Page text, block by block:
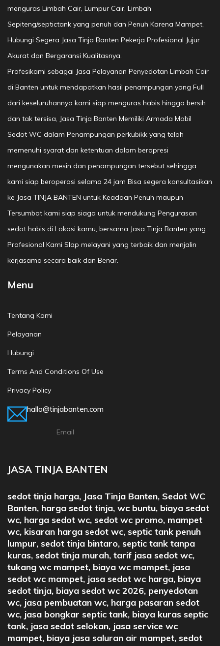
menguras Limbah Cair, Lumpur Cair, Limbah
Sepiteng/septictank yang penuh dan Penuh Karena Mampet,
Hubungi Segera Jasa Tinja Banten Pekerja Profesional Jujur
Akurat dan Bergaransi Kualitasnya.
Profesikami sebagai Jasa Pelayanan Penyedotan Limbah Cair
di Banten untuk mendapatkan hasil penampungan yang Full
dari keseluruhannya kami siap menguras habis hingga bersih
dan tak tersisa, Jasa Tinja Banten Memiliki Armada Mobil
Sedot WC dalam Penampungan perkubikk yang telah
memenuhi syarat dan ketentuan dalam beropresi
mengunakan mesin dan penampungan tersebut sehingga
kami siap beroperasi selama 24 jam Bisa segera konsultasikan
ke Jasa TINJA BANTEN untuk Keadaan Penuh maupun
Tersumbat kami siap siaga untuk mendukung Pengurasan
sedot habis di Lokasi kamu, bersama Jasa Tinja Banten yang
Profesional Kami SIap melayani yang terbaik dan menjalin
kerjasama secara baik dan Benar.
Menu
Tentang Kami
Pelayanan
Hubungi
Terms And Conditions Of Use
Privacy Policy
hallo@tinjabanten.com
Email
JASA TINJA BANTEN
sedot tinja harga, Jasa Tinja Banten, Sedot WC
Banten, harga sedot tinja, wc buntu, biaya sedot
wc, harga sedot wc, sedot wc promo, mampet
wc, kisaran harga sedot wc, septic tank penuh
lumpur, sedot tinja bintaro, septic tank tanpa
kuras, sedot tinja murah, tarif jasa sedot wc,
tukang wc mampet, biaya wc mampet, jasa
sedot wc mampet, jasa sedot wc harga, biaya
sedot tinja, biaya sedot wc 2026, penyedotan
wc, jasa pembuatan wc, harga pasaran sedot
wc, jasa bongkar septic tank, biaya kuras septic
tank, jasa sedot selokan, jasa service wc
mampet, biaya jasa saluran air mampet, sedot